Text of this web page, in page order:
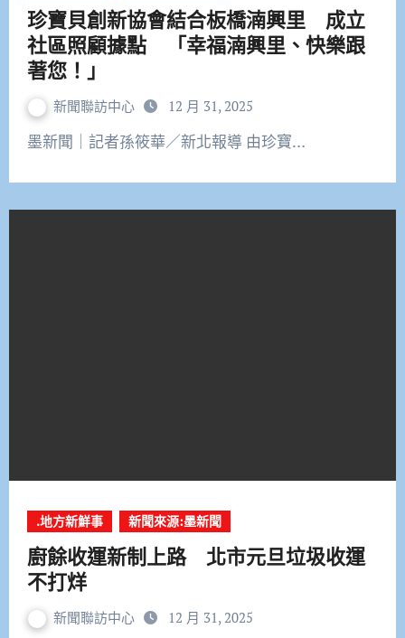
珍寶貝創新協會結合板橋湳興里 成立
社區照顧據點 「幸福湳興里、快樂跟
著您！」
新聞聯訪中心 12 月 31, 2025
墨新聞｜記者孫筱華／新北報導 由珍寶…
.地方新鮮事 新聞來源:墨新聞
廚餘收運新制上路 北市元旦垃圾收運
不打烊
新聞聯訪中心 12 月 31, 2025